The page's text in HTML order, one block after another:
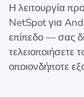
Η λειτουργία
NetSpot για
επίπεδο — σας
τελειοποιήσετε
οποιονδήποτε